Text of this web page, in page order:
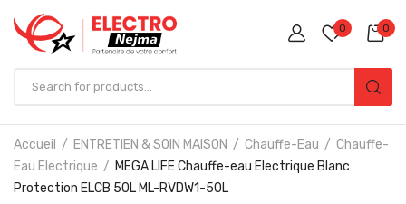
0 0
Accueil ENTRETIEN & SOIN MAISON Chauffe-Eau
Chauffe-
Eau Electrique
MEGA LIFE Chauffe-eau Electrique Blanc
Protection ELCB 50L ML-RVDW1-50L